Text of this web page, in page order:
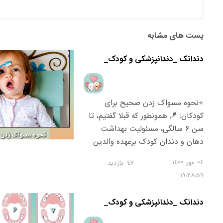
پست های مشابه
دندانک _دندانپزشکی و کودک_
⭐نحوه مسواک زدن صحیح برای
کودکان: 🪁 همونطور که قبلا گفتیم، تا
سن ۶ سالگی، مسئولیت بهداشت
دهان و دندان کودک برعهده والدین
شما انجام بگیرد. اجازه دهید کودک
هم دندان هایش را مسواک بزند و
خودتان دوباره برایش مسواک بزنید.
🪁 بهترین و موثرترین شیوه در سنین
۰٤ مهر ١٤۰۰
١٩:٢٨:٥٩
٤٧ بازدید
دندانک _دندانپزشکی و کودک_